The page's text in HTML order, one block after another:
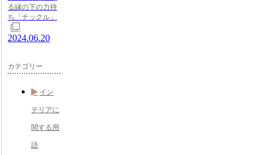
る縁の下の力持
ち「ナックル」
2024.06.20
カテゴリー
イン
テリアに
関する用
語